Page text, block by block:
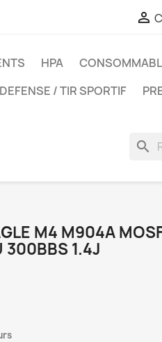

HPA
DEFENSE / TIR SPORTIF
search
M4 M904A
300BBS 1.4J